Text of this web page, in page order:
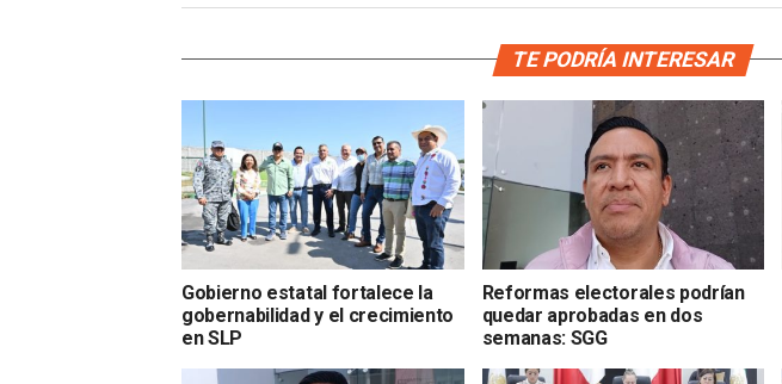
TE PODRÍA INTERESAR
Gobierno estatal fortalece la
gobernabilidad y el crecimiento
en SLP
Reformas electorales podrían
quedar aprobadas en dos
semanas: SGG